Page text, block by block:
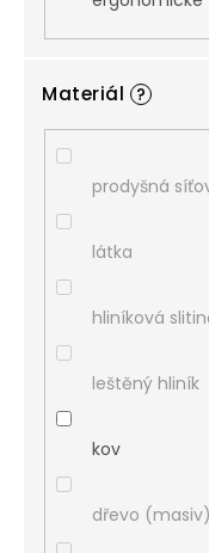
Materiál ?
prodyšná
látka
hliníková
leštěný hliník
kov
dřevo (masiv)